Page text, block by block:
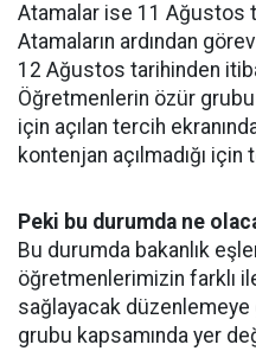
Atamalar ise 11 Ağustos
Atamaların ardından
12 Ağustos tarihinden
Öğretmenlerin özür
için açılan tercih
kontenjan açılmadığı
Peki bu durumda ne
Bu durumda bakanlık
öğretmenlerimizin farklı
sağlayacak düzenlemeye
grubu kapsamında yer